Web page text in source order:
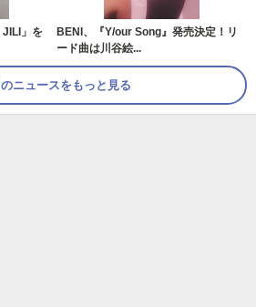
JILI」を
BENI、『Y/our Song』発売決定！リ
ード曲は川谷絵...
ニュースをもっと見る